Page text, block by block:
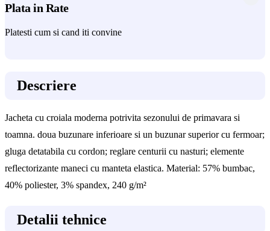
Plata in Rate
Platesti cum si cand iti convine
Descriere
Jacheta cu croiala moderna potrivita sezonului de primavara si
toamna. doua buzunare inferioare si un buzunar superior cu fermoar;
gluga detatabila cu cordon; reglare centurii cu nasturi; elemente
reflectorizante maneci cu manteta elastica. Material: 57% bumbac,
40% poliester, 3% spandex, 240 g/m²
Detalii tehnice